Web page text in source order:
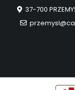
37-700